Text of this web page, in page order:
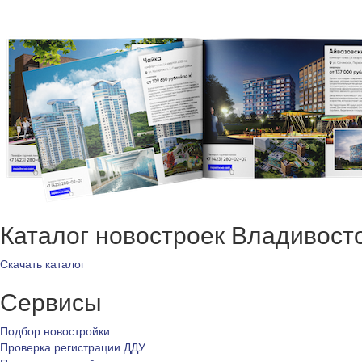
Каталог новостроек
Скачать каталог
Сервисы
Подбор новостройки
Проверка регистрации ДДУ